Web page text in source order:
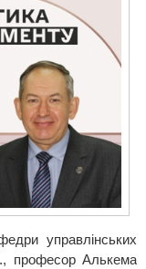
управлінських
професор Алькема